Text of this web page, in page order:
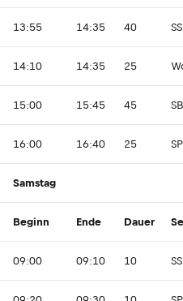
13:55 14:35 40
14:10 14:35 25
15:00 15:45 45
16:00 16:40 25
Samstag
Beginn Ende Dauer
09:00 09:10 10